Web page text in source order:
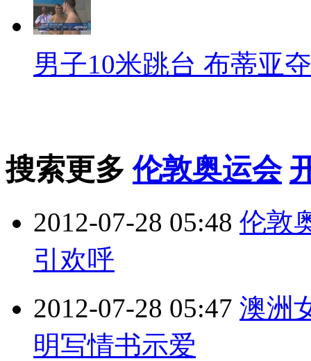
男子10米跳台 布蒂亚
搜索更多伦敦奥运会
2012-07-28 05:48 伦敦
引欢呼
2012-07-28 05:47 澳洲
明写情书示爱